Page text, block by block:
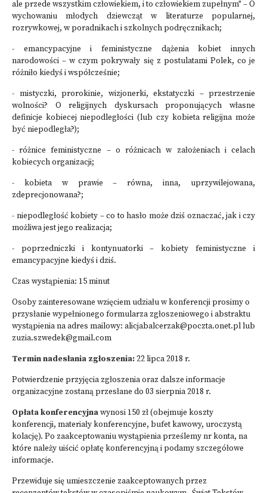
ale przede wszystkim człowiekiem, i to człowiekiem zupełnym" – O
wychowaniu młodych dziewcząt w literaturze popularnej,
rozrywkowej, w poradnikach i szkolnych podręcznikach;
- emancypacyjne i feministyczne dążenia kobiet innych
narodowości – w czym pokrywały się z postulatami Polek, co je
różniło kiedyś i współcześnie;
- mistyczki, prorokinie, wizjonerki, ekstatyczki – przestrzenie
wolności? O religijnych dyskursach proponujących własne
definicje kobiecej niepodległości (lub czy kobieta religijna może
być niepodległa?);
- różnice feministyczne – o różnicach w założeniach i celach
kobiecych organizacji;
- kobieta w prawie – równa, inna, uprzywilejowana,
zdeprecjonowana?;
- niepodległość kobiety – co to hasło może dziś oznaczać, jak i czy
możliwa jest jego realizacja;
- poprzedniczki i kontynuatorki – kobiety feministyczne i
emancypacyjne kiedyś i dziś.
Czas wystąpienia: 15 minut
Osoby zainteresowane wzięciem udziału w konferencji prosimy o
przysłanie wypełnionego formularza zgłoszeniowego i abstraktu
wystąpienia na adres mailowy: alicjabalcerzak@poczta.onet.pllub
zuzia.szwedek@gmail.com
Termin nadesłania zgłoszenia:22 lipca 2018 r.
Potwierdzenie przyjęcia zgłoszenia oraz dalsze informacje
organizacyjne zostaną przesłane do 03 sierpnia 2018 r.
Opłata konferencyjnawynosi 150 zł (obejmuje koszty
konferencji, materiały konferencyjne, bufet kawowy, uroczystą
kolację). Po zaakceptowaniu wystąpienia prześlemy nr konta, na
które należy uiścić opłatę konferencyjną i podamy szczegółowe
informacje.
Przewiduje się umieszczenie zaakceptowanych przez